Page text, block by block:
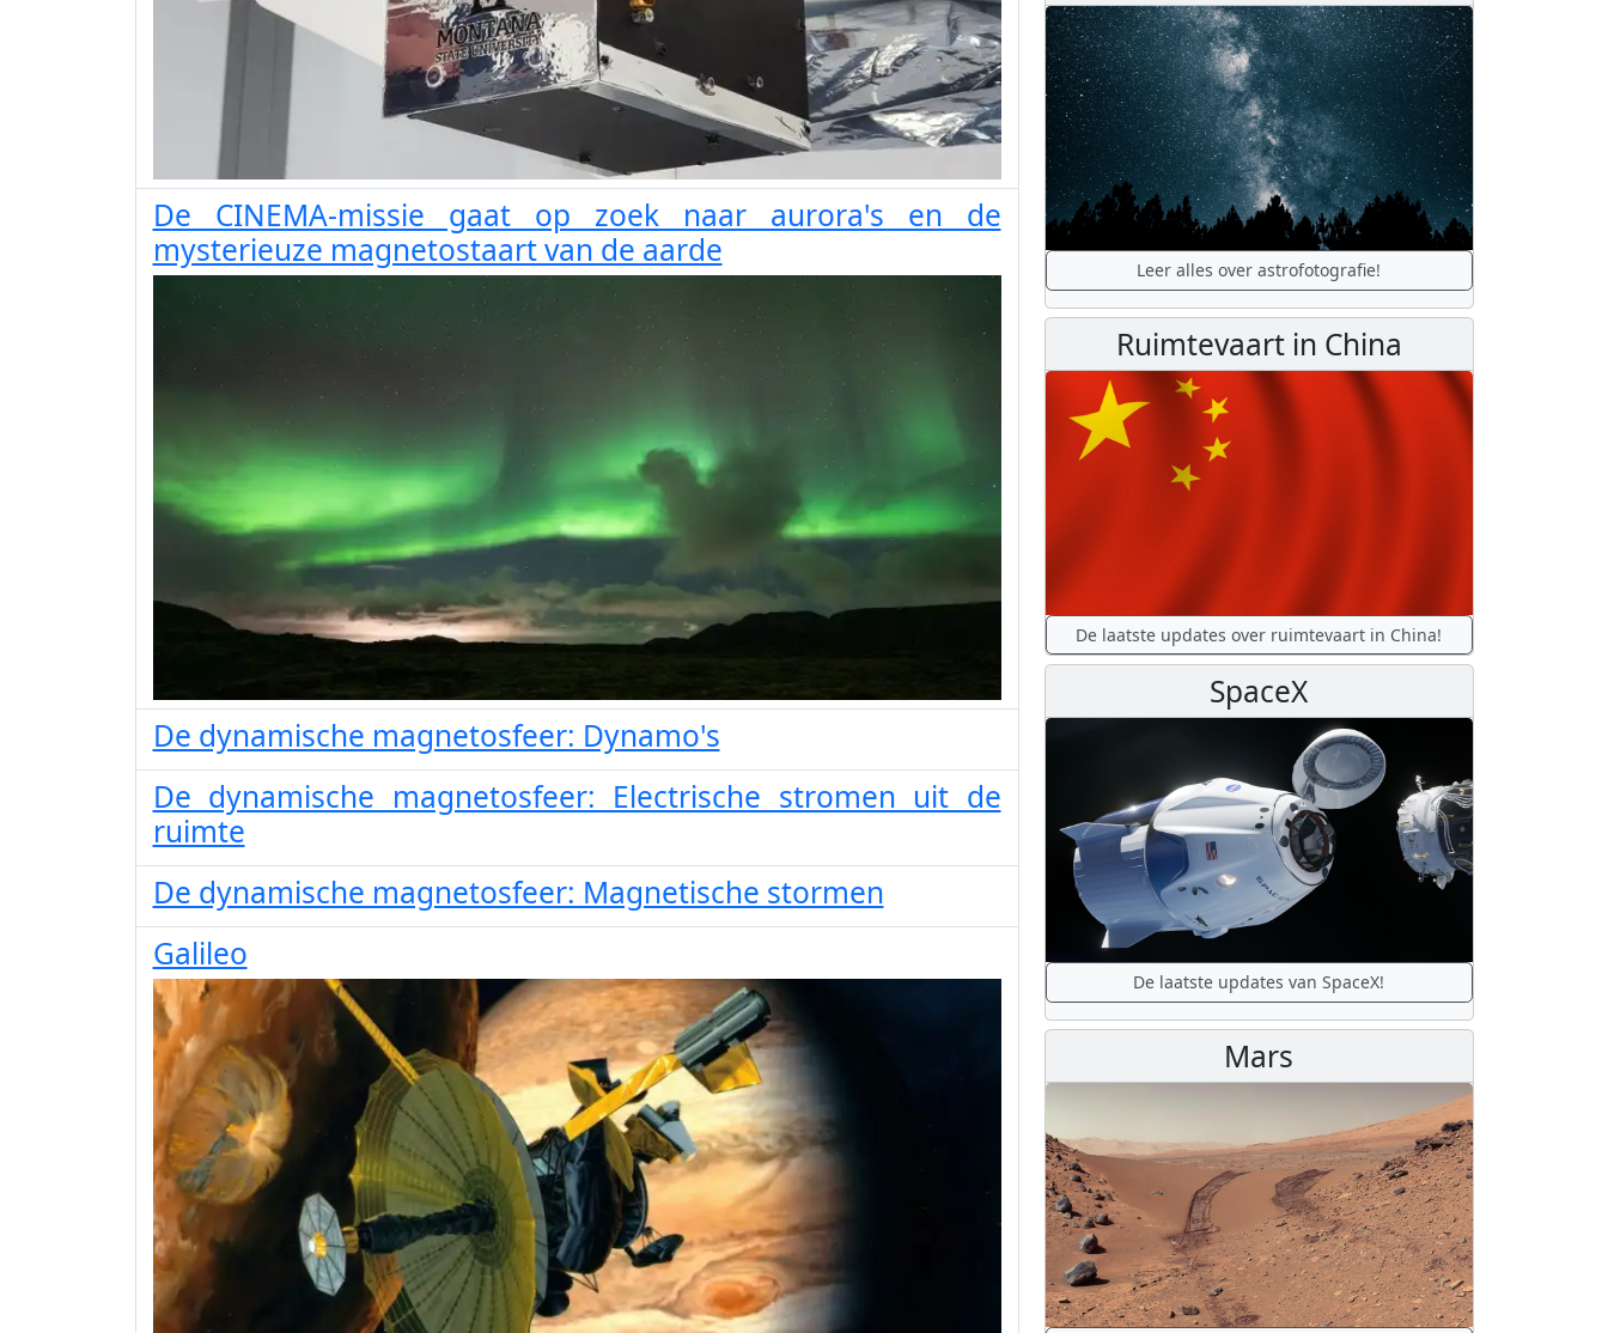
De CINEMA-missie gaat op zoek naar aurora's en de
mysterieuze magnetostaart van de aarde
De dynamische magnetosfeer: Dynamo's
De dynamische magnetosfeer: Electrische stromen uit de
ruimte
De dynamische magnetosfeer: Magnetische stormen
Galileo
Leer alles over astrofotografie!
Ruimtevaart in China
De laatste updates over ruimtevaart in China!
SpaceX
De laatste updates van SpaceX!
Mars